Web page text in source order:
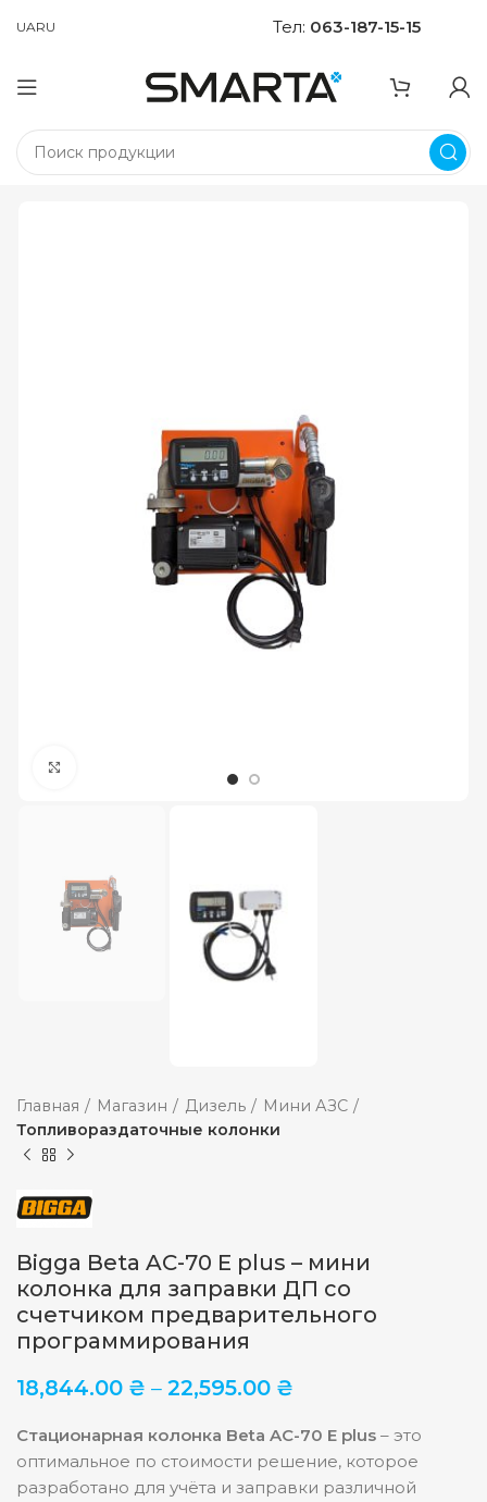
UARU Тел: 063-187-15-15
Главная Магазин Дизель
Мини АЗС
Топливораздаточные колонки
Bigga Beta AC-70 E plus – мини
колонка для заправки ДП со
счетчиком предварительного
программирования
18,844.00 ₴ – 22,595.00 ₴
Стационарная колонка Beta AC-70 E plus – это
оптимальное по стоимости решение, которое
разработано для учёта и заправки различной